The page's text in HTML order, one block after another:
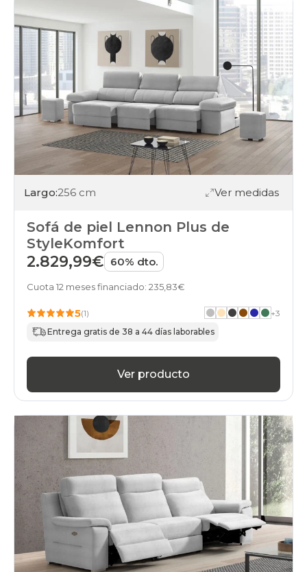
Largo:256 cm Ver medidas
Sofá de piel Lennon Plus de
StyleKomfort
2.829,99€ 60% dto.
Cuota 12 meses financiado: 235,83€
5(1) +3
Entrega gratis de 38 a 44 días laborables
Ver producto